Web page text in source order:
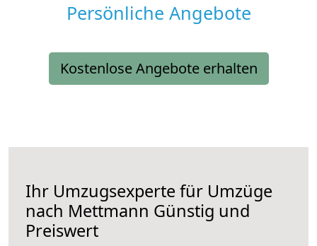
Persönliche Angebote
Kostenlose Angebote erhalten
Ihr Umzugsexperte für Umzüge
nach Mettmann Günstig und
Preiswert